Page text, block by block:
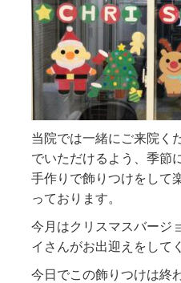
当院では一緒にご来院く
でいただけるよう、季節
手作りで飾りつけをして
っております。
今月はクリスマスバージ
イさんがお出迎えをして
今日でこの飾りつけは終